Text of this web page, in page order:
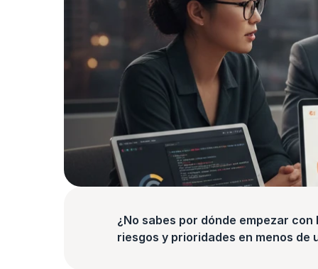
¿No sabes por dónde empezar
riesgos y prioridades en menos de